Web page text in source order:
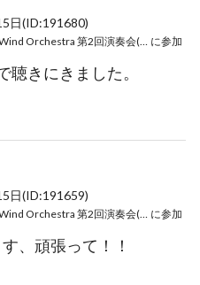
日(ID:191680)
に参加
聴きにきました。
日(ID:191659)
に参加
、頑張って！！